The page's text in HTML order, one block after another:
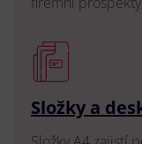
Složky a